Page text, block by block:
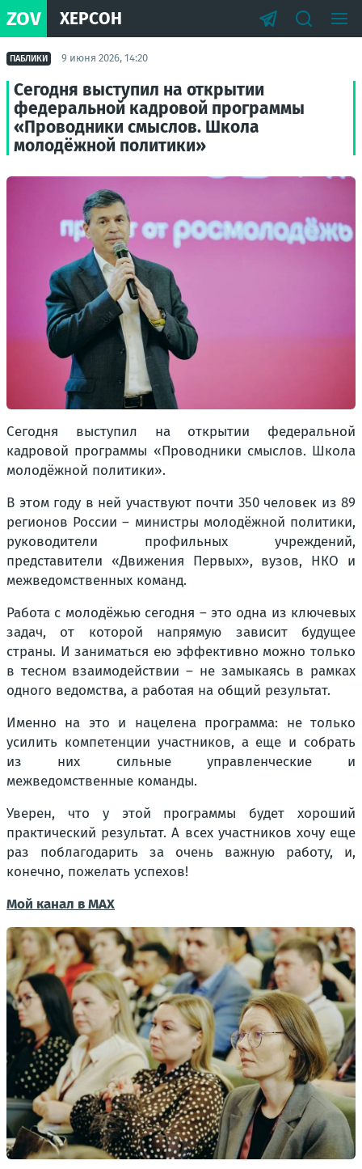
ZOV ХЕРСОН
ПАБЛИКИ 9 июня 2026, 14:20
Сегодня выступил на открытии
федеральной кадровой программы
«Проводники смыслов. Школа
молодёжной политики»
Сегодня выступил на открытии федеральной
кадровой программы «Проводники смыслов. Школа
молодёжной политики».
В этом году в ней участвуют почти 350 человек из 89
регионов России – министры молодёжной политики,
руководители профильных учреждений,
представители «Движения Первых», вузов, НКО и
межведомственных команд.
Работа с молодёжью сегодня – это одна из ключевых
задач, от которой напрямую зависит будущее
страны. И заниматься ею эффективно можно только
в тесном взаимодействии – не замыкаясь в рамках
одного ведомства, а работая на общий результат.
Именно на это и нацелена программа: не только
усилить компетенции участников, а еще и собрать
из них сильные управленческие и
межведомственные команды.
Уверен, что у этой программы будет хороший
практический результат. А всех участников хочу еще
раз поблагодарить за очень важную работу, и,
конечно, пожелать успехов!
Мой канал в MAX